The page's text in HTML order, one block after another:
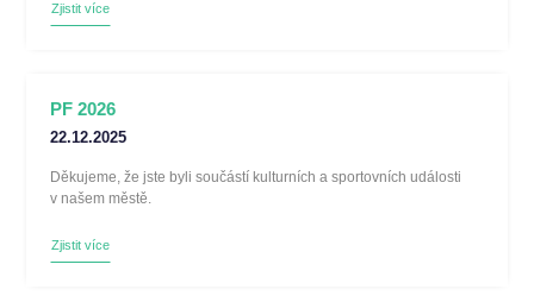
Zjistit více
PF 2026
22.12.2025
Děkujeme, že jste byli součástí kulturních a sportovních události
v našem městě.
Zjistit více